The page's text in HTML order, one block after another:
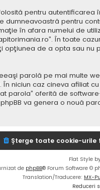
pentru autentificarea
dumneavoastră pentru
în afara numelui de
În toate
opţiunea de a opta sau nu
parolă pe mai multe
niciun caz cineva afiliat cu
parola” oferită de
va genera o nouă
Şterge toate cookie-urile
Flat Style
de phpBB® Forum Software ©
Translation/Traducere: MX-
Reduceri